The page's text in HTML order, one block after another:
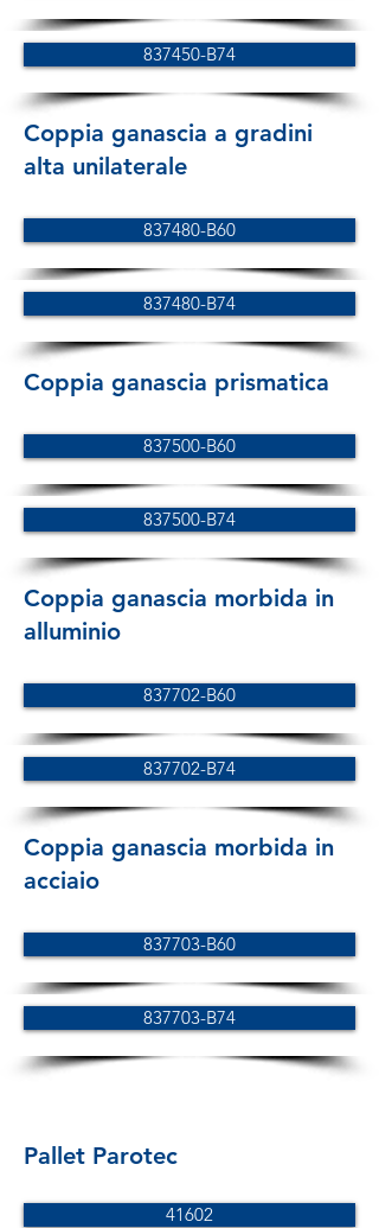
837450-B74
Coppia ganascia a gradini
alta unilaterale
837480-B60
837480-B74
Coppia ganascia prismatica
837500-B60
837500-B74
Coppia ganascia morbida in
alluminio
837702-B60
837702-B74
Coppia ganascia morbida in
acciaio
837703-B60
837703-B74
Pallet Parotec
41602